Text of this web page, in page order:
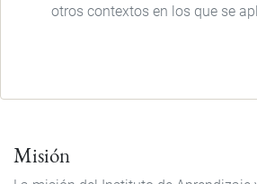
otros contextos en los que se
Misión